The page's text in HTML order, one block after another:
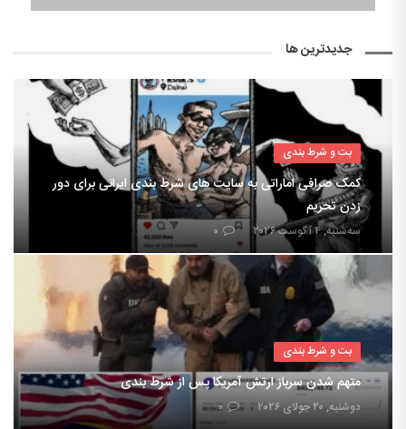
جدیدترین ها
بت و شرط بندی
کمک صرافی اماراتی به سایت های شرط بندی ایرانی برای دور
زدن تحریم
سه‌شنبه, ۴ آگوست ۲۰۲۶ ۰
بت و شرط بندی
متهم شدن سرباز ارتش آمریکا پس از شرط بندی
دوشنبه, ۲۰ جولای ۲۰۲۶ ۰